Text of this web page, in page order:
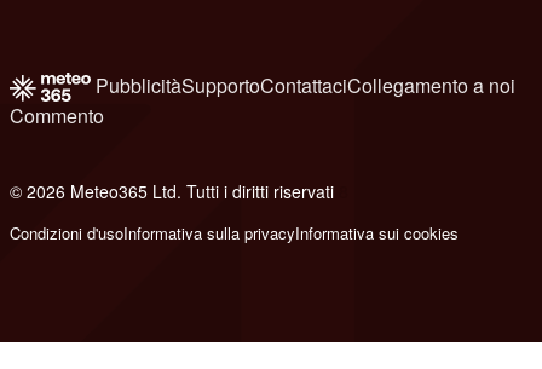
PubblicitàSupportoContattaciCollegamento a noi
Commento
© 2026 Meteo365 Ltd. Tutti i diritti riservati
Condizioni d'usoInformativa sulla privacyInformativa sui cookies